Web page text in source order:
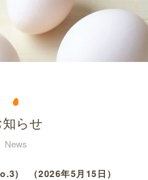
らせ
News
（2026年5月15日）